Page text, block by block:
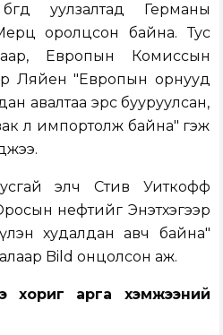
уулзалтад Германы
оролцсон байна. Тус
Европын Комиссын
Ляйен "Европын орнууд
авалтаа эрс бууруулсан,
л импортолж байна" гэж
элч Стив Уиткофф
нефтийг Энэтхэгээр
худалдан авч байна"
Bild онцолсон аж.
хориг арга хэмжээний